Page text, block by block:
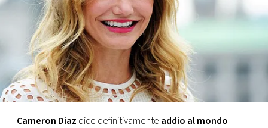
VIDEO
TV
PRINCIPATO
DI
MONACO
Cameron Diaz dice definitivamente addio al mondo